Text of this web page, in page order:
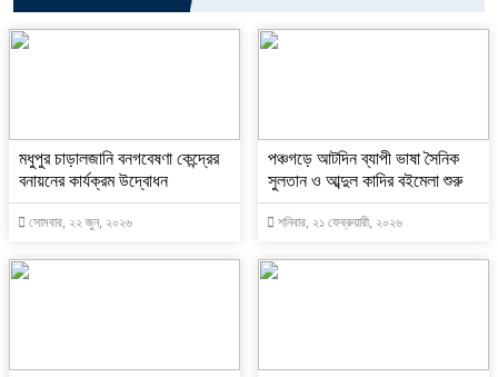
মধুপুর চাড়ালজানি বনগবেষণা কেন্দ্রের
বনায়নের কার্যক্রম উদ্বোধন
সোমবার, ২২ জুন, ২০২৬
পঞ্চগড়ে আটদিন ব্যাপী ভাষা সৈনিক
সুলতান ও আব্দুল কাদির বইমেলা শুরু
শনিবার, ২১ ফেব্রুয়ারী, ২০২৬